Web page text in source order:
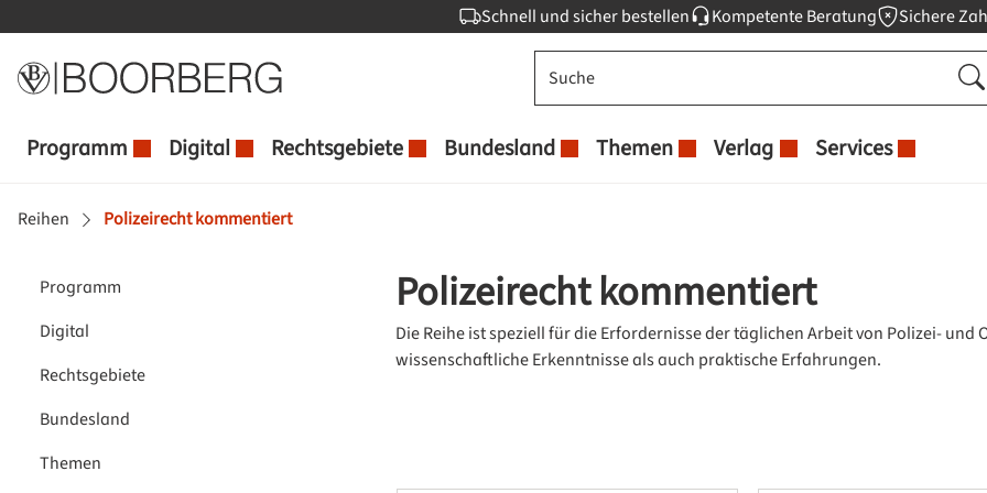
Schnell und sicher bestellen Kompetente Beratung Sichere
Programm Digital Rechtsgebiete Bundesland Themen Verlag Services
Reihen Polizeirecht kommentiert
Programm
Digital
Rechtsgebiete
Bundesland
Themen
Polizeirecht kommentiert
Die Reihe ist speziell für die Erfordernisse der täglichen Arbeit von Polizei-
wissenschaftliche Erkenntnisse als auch praktische Erfahrungen.